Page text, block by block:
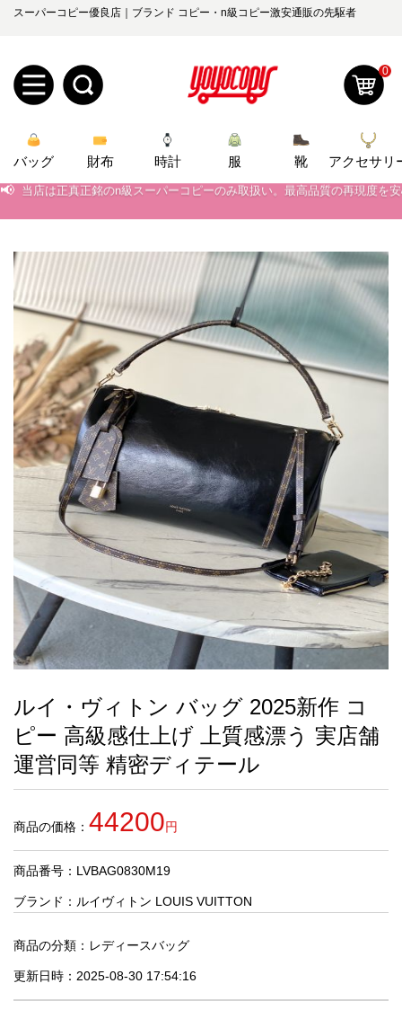
スーパーコピー優良店｜ブランド コピー・n級コピー激安通販の先駆者
規
ザ
登
録
ロ
ン
オ
ダ
ー
管
知
ら
せ
yoyocopys@gmail.com
2026人気特集
バッグ
財布
時計
服
ズボン
衣装セット
靴
住まい用品
アクセサリー
ベルト
スカーフ
アイフォーンケ
ース
小物
最
新
品
お
す
す
め
商
人
気
商
セ
0
バッグ 財布 時計 服 靴 アクセサリ
📢 当店は正真正銘のn級スーパーコピーのみ取扱い。最高品質の再現度を
📢 2026春の新作続々更新中！期間中のご注文でお得な割引をご利用いただ
📢 当店は正真正銘のn級スーパーコピーのみ取扱い。最高品質の再現度を
📢 2026春の新作続々更新中！期間中のご注文でお得な割引をご利用いただ
新作入荷！ルイ・ヴィトンスーパーコピー バッグ最新モデルが登場。
ルイ・ヴィトン バッグ 2025新作 コ
ピー 高級感仕上げ 上質感漂う 実店舗
運営同等 精密ディテール
商品の価格： 44200円
商品番号：LVBAG0830M19
ブランド： ルイヴィトン LOUIS VUITTON
商品の分類： レディースバッグ
更新日時：2025-08-30 17:54:16